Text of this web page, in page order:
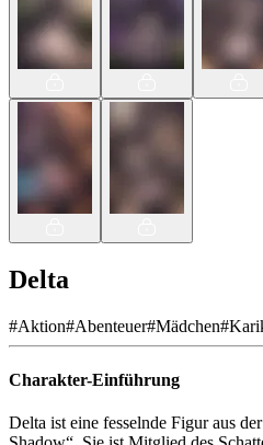
Delta
#Aktion#Abenteuer#Mädchen#
Charakter-Einführung
Delta ist eine fesselnde Figur aus